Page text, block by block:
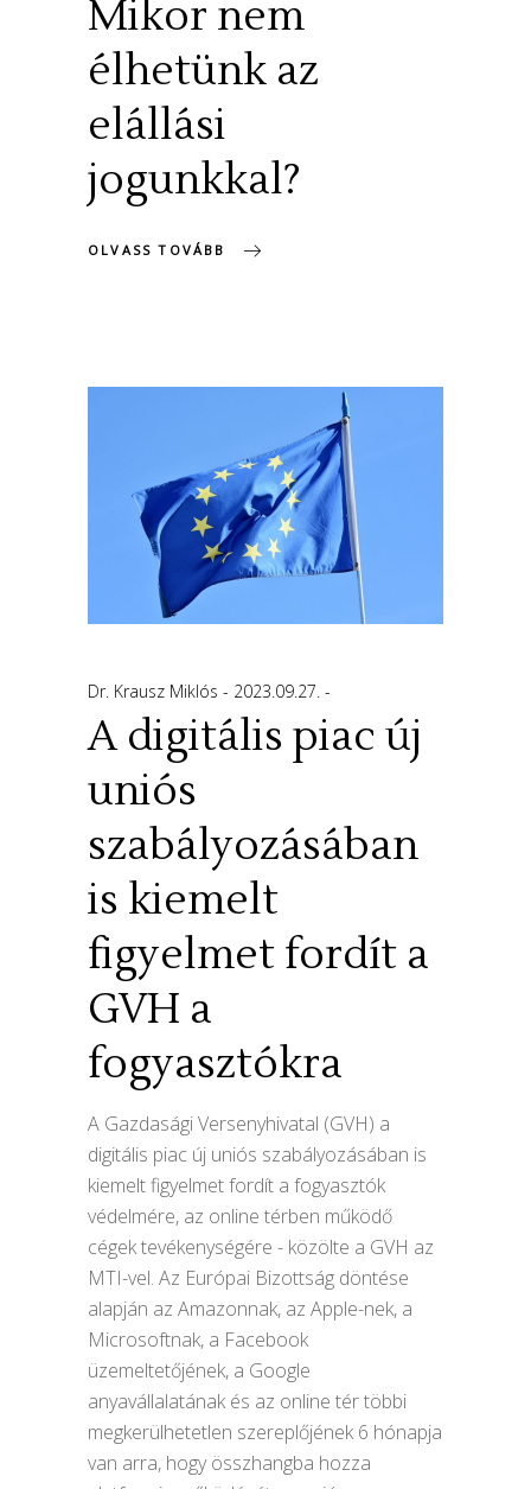
Mikor nem
élhetünk az
elállási
jogunkkal?
OLVASS TOVÁBB
Dr. Krausz Miklós 2023.09.27.
A digitális piac új
uniós
szabályozásában
is kiemelt
figyelmet fordít a
GVH a
fogyasztókra
A Gazdasági Versenyhivatal (GVH) a
digitális piac új uniós szabályozásában is
kiemelt figyelmet fordít a fogyasztók
védelmére, az online térben működő
cégek tevékenységére - közölte a GVH az
MTI-vel. Az Európai Bizottság döntése
alapján az Amazonnak, az Apple-nek, a
Microsoftnak, a Facebook
üzemeltetőjének, a Google
anyavállalatának és az online tér többi
megkerülhetetlen szereplőjének 6 hónapja
van arra, hogy összhangba hozza